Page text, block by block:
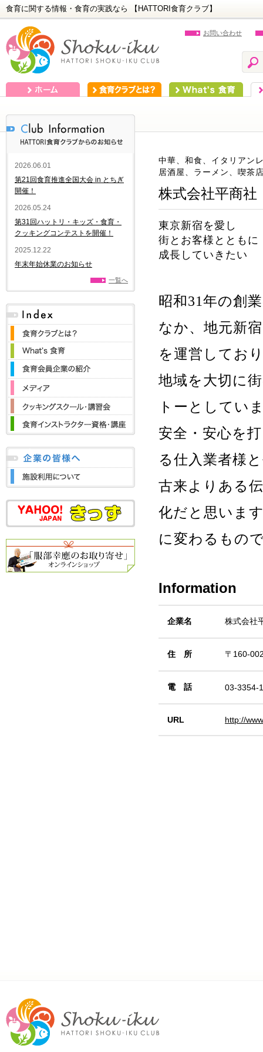
食育に関する情報・食育の実践なら 【HATTORI食育クラブ】
お問い合わせ
中華、和食、イタリアン
居酒屋、ラーメン、喫茶
株式会社平商社
東京新宿を愛し
街とお客様とともに
成長していきたい
昭和31年の創
なか、地元新
を運営してお
地域を大切に
トーとしてい
安全・安心を
る仕入業者様
古来よりある
化だと思いま
に変わるもの
Information
企業名 株式会社
住 所 〒160-
電 話 03-3354-
URL http://
2026.06.01
第21回食育推進全国大会 in とちぎ
開催！
2026.05.24
第31回ハットリ・キッズ・食育・
クッキングコンテストを開催！
2025.12.22
年末年始休業のお知らせ
一覧へ